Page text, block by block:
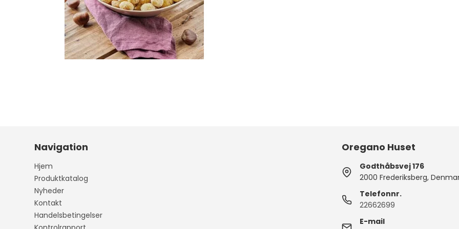
Navigation
Hjem
Produktkatalog
Nyheder
Kontakt
Handelsbetingelser
Oregano Huset
Godthåbsvej 176
2000 Frederiksberg,
Telefonnr.
22662699
E-mail